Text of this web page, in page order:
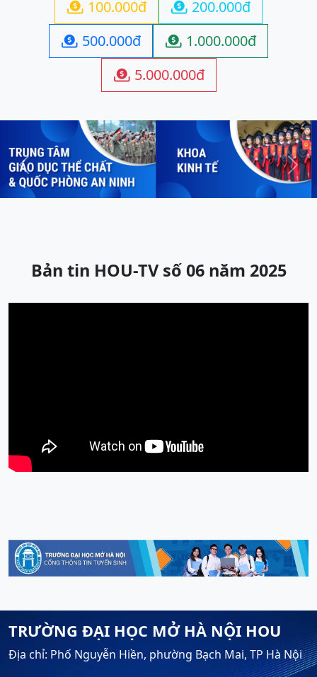
 100.000đ  200.000đ
 500.000đ  1.000.000đ
 5.000.000đ
Previous Next
Bản tin HOU-TV số 06 năm 2025
TRƯỜNG ĐẠI HỌC MỞ HÀ NỘI HOU
Địa chỉ: Phố Nguyễn Hiền, phường Bạch Mai, TP Hà Nội